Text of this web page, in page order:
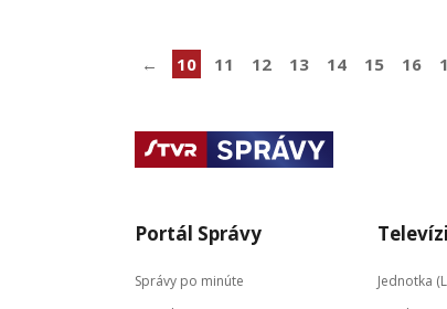
← 10 11 12 13 14 15 16
Portál Správy
Správy po minúte
Jednotka